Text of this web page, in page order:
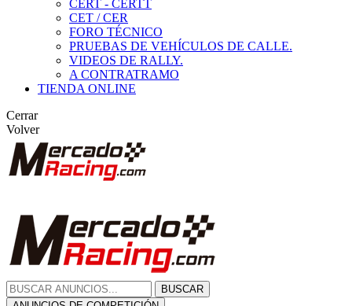
CERT - CERTT
CET / CER
FORO TÉCNICO
PRUEBAS DE VEHÍCULOS DE CALLE.
VIDEOS DE RALLY.
A CONTRATRAMO
TIENDA ONLINE
Cerrar
Volver
BUSCAR
ANUNCIOS DE COMPETICIÓN